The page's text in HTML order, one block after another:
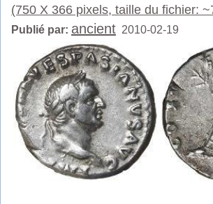
(750 X 366 pixels, taille du fichier:
Publié par: ancient 2010-02-19